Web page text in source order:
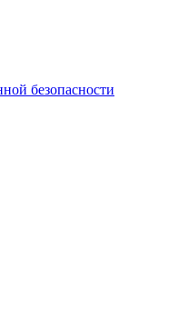
безопасности